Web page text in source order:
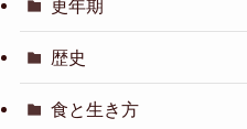
更年期
歴史
食と生き方